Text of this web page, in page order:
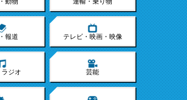
動物 運輸・乗り物
報道 テレビ・映画・映像
ジオ 芸能